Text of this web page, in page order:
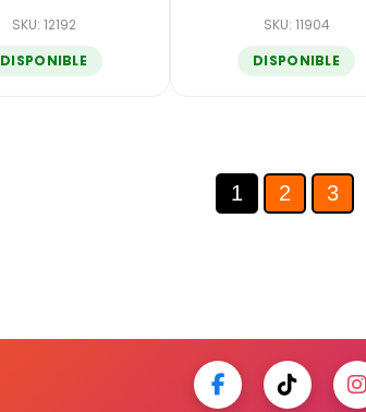
SKU: 12192
DISPONIBLE
SKU: 11904
DISPONIBLE
1 2 3